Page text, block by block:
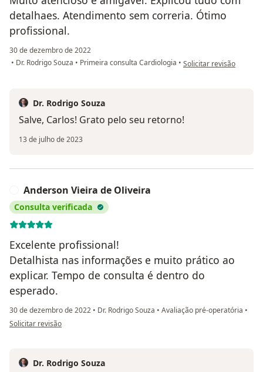
detalhaes. Atendimento sem correria. Ótimo
profissional.
30 de dezembro de 2022
• Dr. Rodrigo Souza • Primeira consulta Cardiologia • na opinião do utilizador
Solicitar revisão
Dr. Rodrigo Souza
Salve, Carlos! Grato pelo seu retorno!
13 de julho de 2023
Anderson Vieira de Oliveira
Consulta verificada
Excelente profissional!
Detalhista nas informações e muito prático ao
explicar. Tempo de consulta é dentro do
esperado.
30 de dezembro de 2022 • Dr. Rodrigo Souza • Avaliação pré-operatória •
na opinião do utilizador Anderson Vieira de Oliveira
Solicitar revisão
Dr. Rodrigo Souza